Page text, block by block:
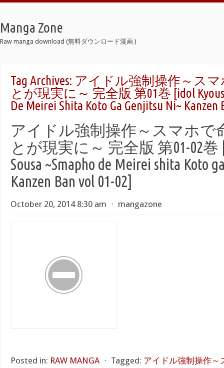
Manga Zone
Raw manga download (無料ダウンロード漫画 )
Tag Archives: アイドル強制操作～ス
とが現実に～ 完全版 第01巻 [idol
De Meirei Shita Koto Ga Genjitsu Ni~ Kanzen
アイドル強制操作～スマホで
とが現実に～ 完全版 第01-02巻
Sousa ~Smapho de Meirei shita Koto
Kanzen Ban vol 01-02]
October 20, 2014 8:30 am ⋅ mangazone
Posted in: RAW MANGA ⋅ Tagged: アイドル強制操作～